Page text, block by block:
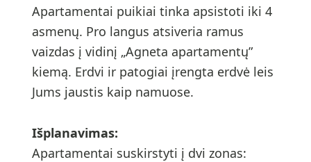
Apartamentai puikiai tinka apsistoti iki 4
asmenų. Pro langus atsiveria ramus
vaizdas į vidinį „Agneta apartamentų”
kiemą. Erdvi ir patogiai įrengta erdvė leis
Jums jaustis kaip namuose.
Išplanavimas:
Apartamentai suskirstyti į dvi zonas: